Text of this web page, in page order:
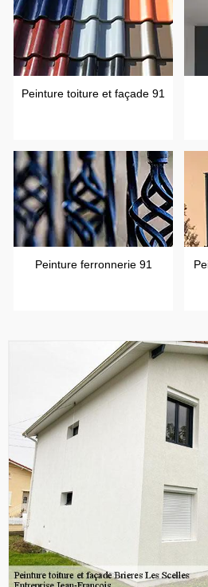
Peinture toiture et façade 91
Peinture ferronnerie 91